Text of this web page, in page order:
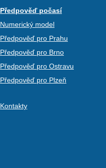
Předpověď počasí
Numerický model
Předpověď pro Prahu
Předpověď pro Brno
Předpověď pro Ostravu
Předpověď pro Plzeň
Kontakty